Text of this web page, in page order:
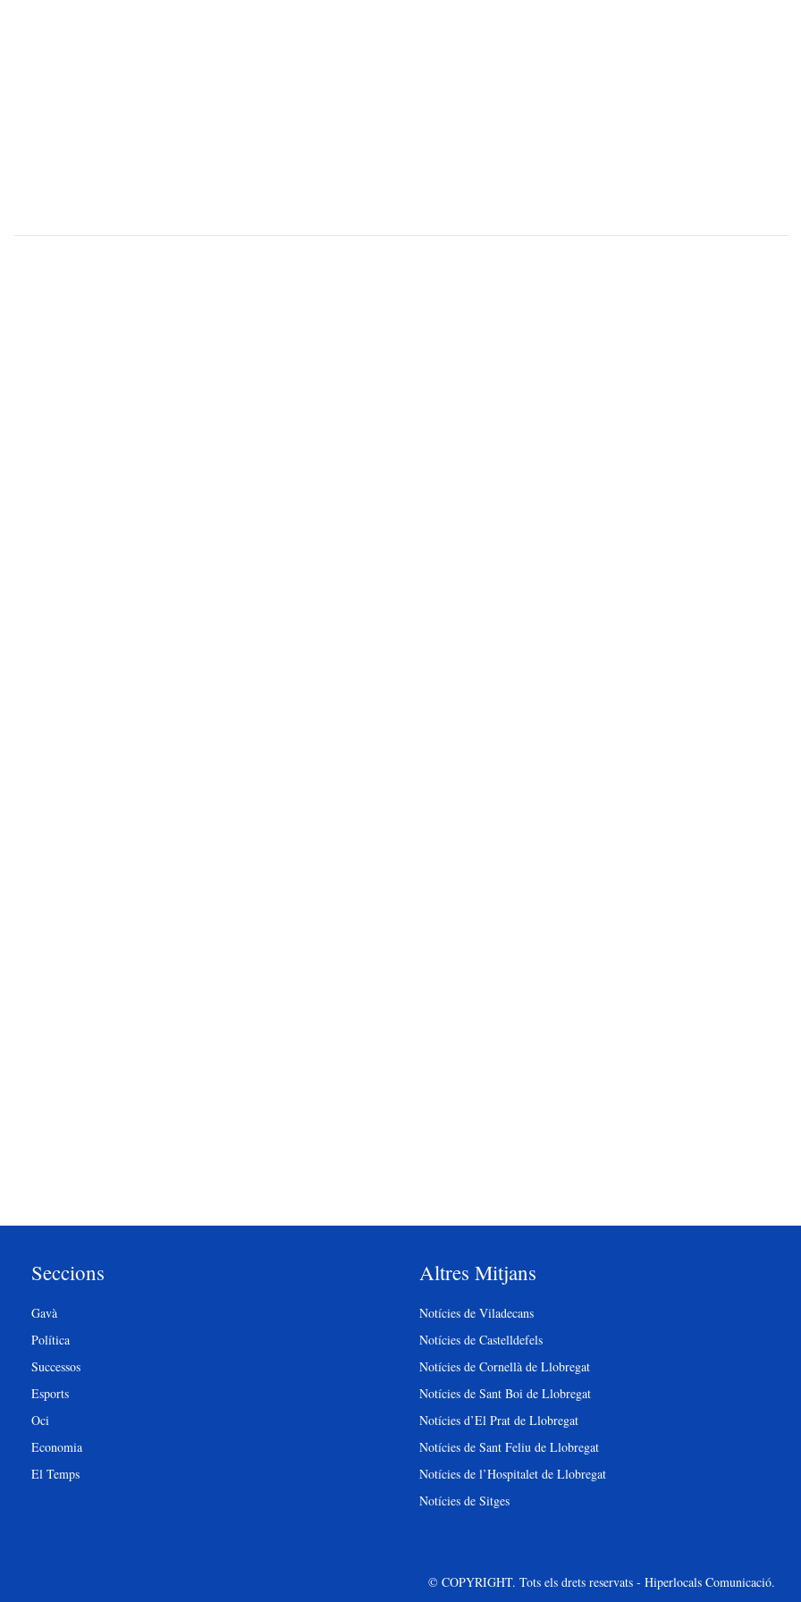
Seccions
Gavà
Política
Successos
Esports
Oci
Economia
El Temps
Altres Mitjans
Notícies de Viladecans
Notícies de Castelldefels
Notícies de Cornellà de Llobregat
Notícies de Sant Boi de Llobregat
Notícies d’El Prat de Llobregat
Notícies de Sant Feliu de Llobregat
Notícies de l’Hospitalet de Llobregat
Notícies de Sitges
© COPYRIGHT. Tots els drets reservats - Hiperlocals Comunicació.